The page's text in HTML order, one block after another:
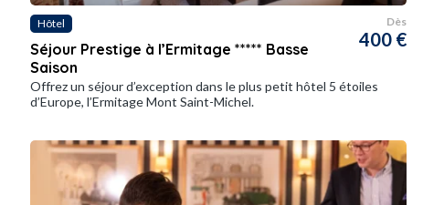
Hôtel
Séjour Prestige à l’Ermitage ***** Basse
Saison
Dès
400 €
Offrez un séjour d’exception dans le plus petit hôtel 5 étoiles
d’Europe, l’Ermitage Mont Saint-Michel.